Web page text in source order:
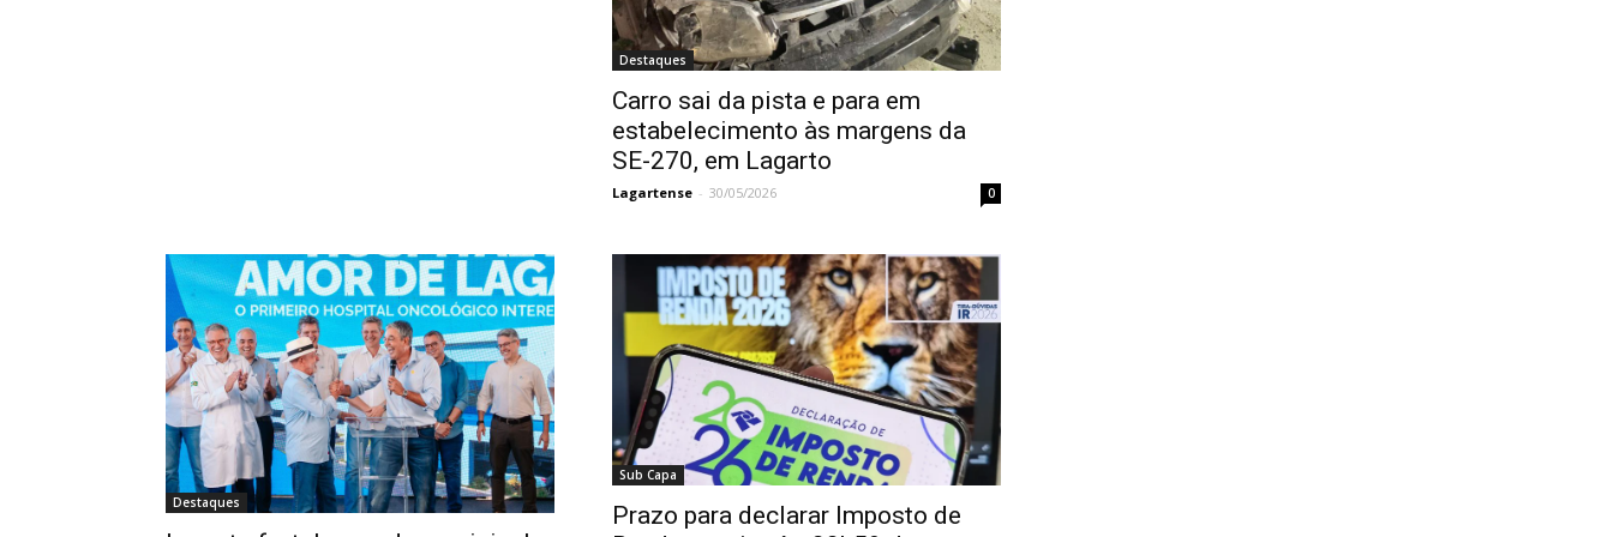
Destaques
Carro sai da pista e para em
estabelecimento às margens da
SE-270, em Lagarto
Lagartense - 30/05/2026 0
Destaques
Sub Capa
Prazo para declarar Imposto de